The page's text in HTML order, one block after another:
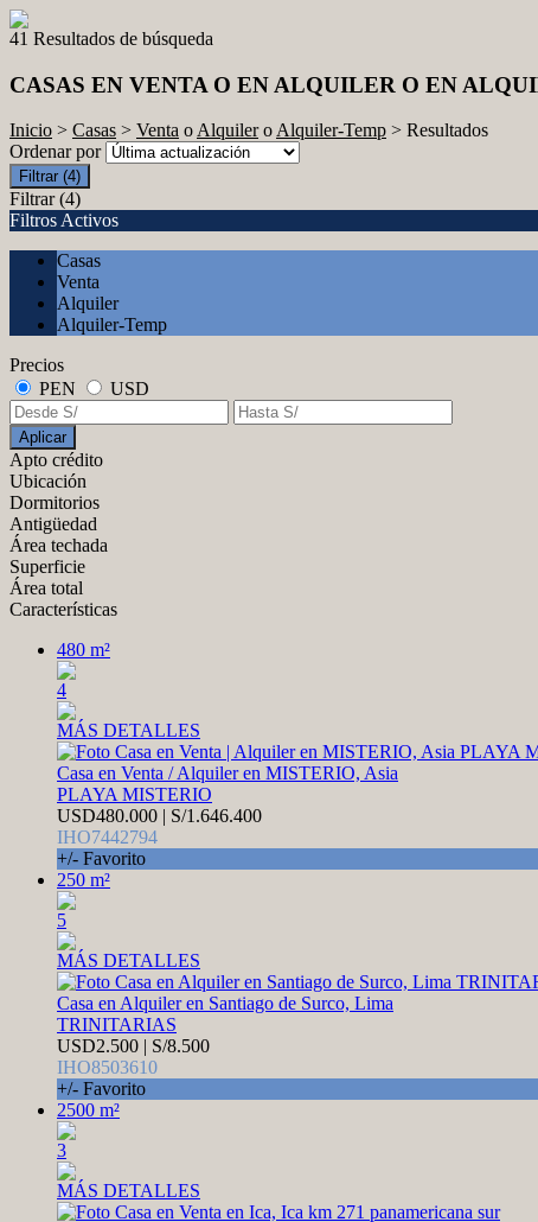
41 Resultados de búsqueda
CASAS EN VENTA O EN ALQUILER O EN
Inicio > Casas > Venta oAlquileroAlquiler-Temp > Resultados
Ordenar por
Filtrar (4)
Filtrar (4)
Filtros Activos
Casas
Venta
Alquiler
Alquiler-Temp
Precios
PEN
USD
Aplicar
Apto crédito
Ubicación
Dormitorios
Antigüedad
Área techada
Superficie
Área total
Características
480 m²
4
MÁS DETALLES
Casa en Venta / Alquiler en MISTERIO, Asia
PLAYA MISTERIO
USD480.000 | S/1.646.400
IHO7442794
+/- Favorito
250 m²
5
MÁS DETALLES
Casa en Alquiler en Santiago de Surco, Lima
TRINITARIAS
USD2.500 | S/8.500
IHO8503610
+/- Favorito
2500 m²
3
MÁS DETALLES